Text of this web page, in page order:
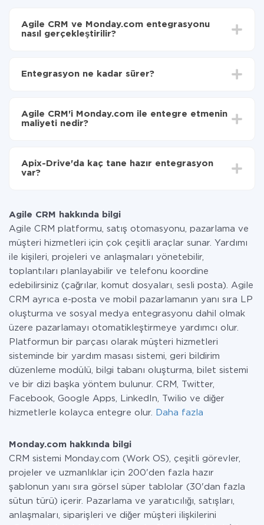
Agile CRM ve Monday.com entegrasyonu
nasıl gerçekleştirilir?
aktarılacağını seçin
Monday.com'ye aktarılacaktır.
Entegrasyon ne kadar sürer?
olarak, 10-15 dakika sürer.
Agile CRM'i Monday.com ile entegre etmenin
maliyeti nedir?
Hizmetimiz aracılığıyla yalnızca bir sisteminizden
diğerine aktarılan veri miktarı için ödeme yaparsınız.
Apix-Drive'da kaç tane hazır entegrasyon
var?
Agile CRM hakkında bilgi
Agile CRM platformu, satış otomasyonu, pazarlama ve
müşteri hizmetleri için çok çeşitli araçlar sunar. Yardımı
ile kişileri, projeleri ve anlaşmaları yönetebilir,
toplantıları planlayabilir ve telefonu koordine
edebilirsiniz (çağrılar, komut dosyaları, sesli posta). Agile
CRM ayrıca e-posta ve mobil pazarlamanın yanı sıra LP
oluşturma ve sosyal medya entegrasyonu dahil olmak
üzere pazarlamayı otomatikleştirmeye yardımcı olur.
Platformun bir parçası olarak müşteri hizmetleri
sisteminde bir yardım masası sistemi, geri bildirim
düzenleme modülü, bilgi tabanı oluşturma, bilet sistemi
ve bir dizi başka yöntem bulunur. CRM, Twitter,
Facebook, Google Apps, LinkedIn, Twilio ve diğer
hizmetlerle kolayca entegre olur.
Daha fazla
Monday.com hakkında bilgi
CRM sistemi Monday.com (Work OS), çeşitli görevler,
projeler ve uzmanlıklar için 200'den fazla hazır
şablonun yanı sıra görsel süper tablolar (30'dan fazla
sütun türü) içerir. Pazarlama ve yaratıcılığı, satışları,
anlaşmaları, siparişleri ve diğer müşteri ilişkilerini